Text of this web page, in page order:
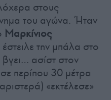
στους
του αγώνα. Ήταν
Μαρκίνιος
την μπάλα στο
βγει… ασίστ στον
περίπου 30 μέτρα
«εκτέλεσε»